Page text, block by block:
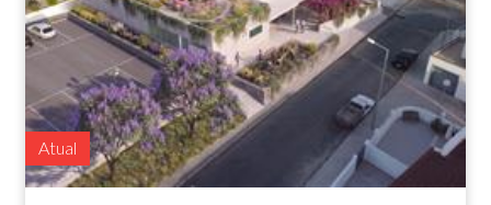
Atual